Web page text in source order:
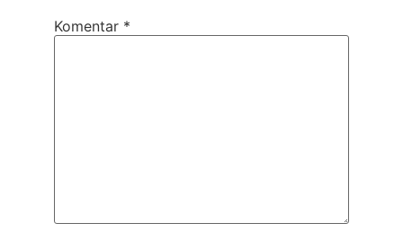
Komentar *